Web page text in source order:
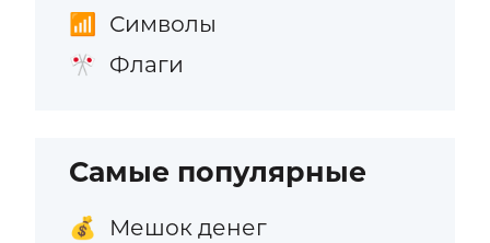
📶 Символы
🎌 Флаги
Самые популярные
💰 Мешок денег